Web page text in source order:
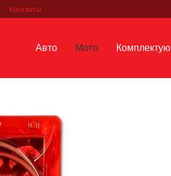
Контакты
Авто Мото